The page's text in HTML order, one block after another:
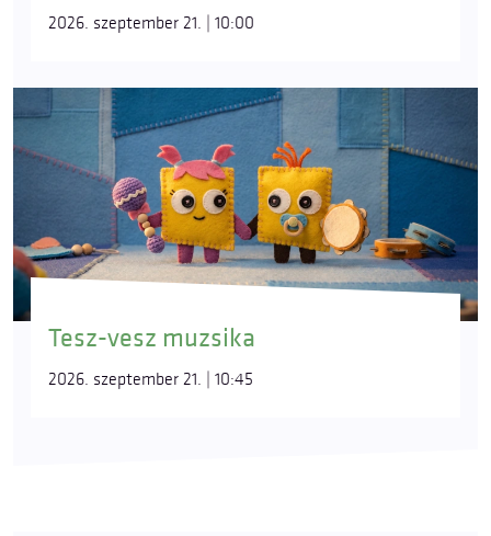
2026. szeptember 21. | 10:00
Tesz-vesz muzsika
2026. szeptember 21. | 10:45